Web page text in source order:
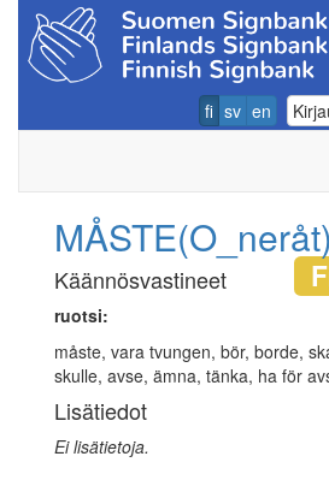
fi sv en
MÅSTE(O_neråt)
Käännösvastineet
ruotsi:
måste, vara tvungen, bör, borde,
skulle, avse, ämna, tänka, ha för
Lisätiedot
Ei lisätietoja.